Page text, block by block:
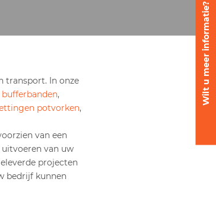
transport. In onze
bufferbanden,
potvorken,
van een
van uw
projecten
bedrijf kunnen
Wilt u meer informatie?